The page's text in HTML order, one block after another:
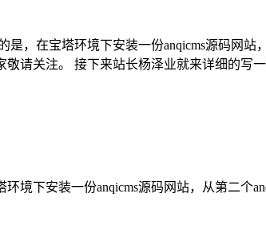
，在宝塔环境下安装一份anqicms源码网站
请关注。 接下来站长杨泽业就来详细的
环境下安装一份anqicms源码网站，从第二个